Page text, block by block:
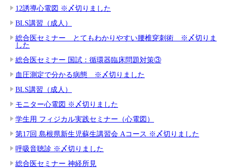
12誘導心電図 ※〆切りました
BLS講習（成人）
総合医セミナー とてもわかりやすい腰椎穿刺術 ※〆切りま
した
総合医セミナー 国試：循環器臨床問題対策③
血圧測定で分かる病態 ※〆切りました
BLS講習（成人）
モニター心電図 ※〆切りました
学生用 フィジカル実践セミナー（心電図）
第17回 島根県新生児蘇生講習会 Aコース ※〆切りました
呼吸音聴診 ※〆切りました
総合医セミナー 神経所見